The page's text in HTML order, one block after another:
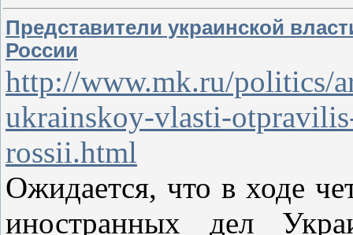
Представители украинской
России
http://www.mk.ru/politics/
ukrainskoy-vlasti-
rossii.html
Ожидается, что в ходе
иностранных дел